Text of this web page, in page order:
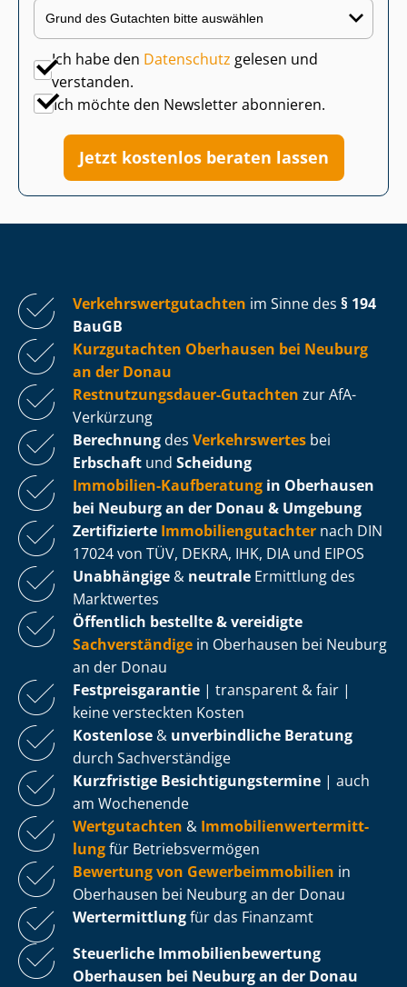
Ich habe den Datenschutz gelesen und
verstanden.
Ich möchte den Newsletter abonnieren.
Jetzt kostenlos beraten lassen
Ver­kehrs­wert­gut­ach­ten im Sinne des § 194
BauGB
Kurzgutachten Oberhausen bei Neuburg
an der Donau
Rest­nut­zungs­dau­er-Gutachten zur AfA-
Verkürzung
Berechnung des Verkehrswertes bei
Erbschaft und Scheidung
Immobilien-Kaufberatung in Oberhausen
bei Neuburg an der Donau & Umgebung
Zertifizierte Im­mo­bi­li­en­gut­ach­ter nach DIN
17024 von TÜV, DEKRA, IHK, DIA und EIPOS
Unabhängige & neutrale Ermittlung des
Marktwertes
Öffentlich bestellte & vereidigte
Sachverständige in Oberhausen bei Neuburg
an der Donau
Fest­preis­ga­ran­tie | transparent & fair |
keine versteckten Kosten
Kostenlose & unverbindliche Beratung
durch Sachverständige
Kurzfristige Be­sich­ti­gungs­ter­mi­ne | auch
am Wochenende
Wertgutachten & Im­mo­bi­li­en­wert­ermitt­
lungfür Be­triebs­ver­mö­gen
Bewertung von Ge­wer­be­im­mo­bi­li­en in
Oberhausen bei Neuburg an der Donau
Wertermittlungfür das Finanzamt
Steuerliche Im­mo­bi­li­en­be­wer­tung
Oberhausen bei Neuburg an der Donau